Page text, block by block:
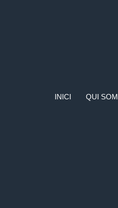
INICI QUI SOM